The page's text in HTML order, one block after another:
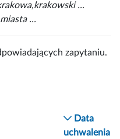
...
...
zapytaniu.
Data
uchwalenia